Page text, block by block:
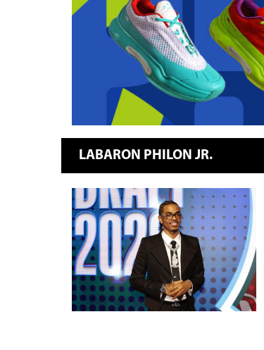
LABARON PHILON JR.